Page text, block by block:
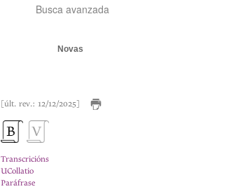
Busca avanzada
Novas
[últ. rev.: 12/12/2025]
Transcricións
UCollatio
Paráfrase